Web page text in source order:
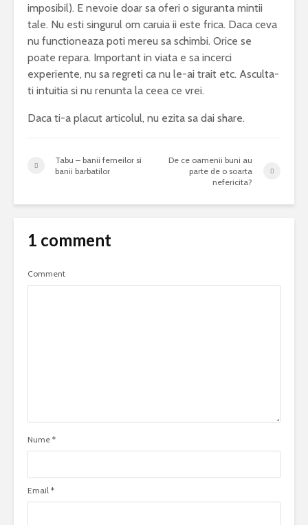
imposibil). E nevoie doar sa oferi o siguranta mintii
tale. Nu esti singurul om caruia ii este frica. Daca ceva
nu functioneaza poti mereu sa schimbi. Orice se
poate repara. Important in viata e sa incerci
experiente, nu sa regreti ca nu le-ai trait etc. Asculta-
ti intuitia si nu renunta la ceea ce vrei.
Daca ti-a placut articolul, nu ezita sa dai share.
Tabu – banii femeilor si
banii barbatilor
De ce oamenii buni au
parte de o soarta
nefericita?
1 comment
Comment
Nume *
Email *